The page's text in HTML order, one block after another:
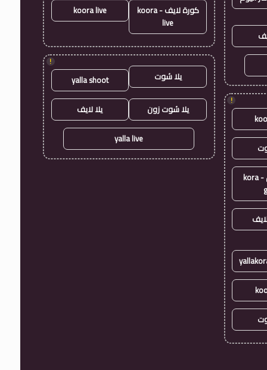
!
كورة جول - kora
كورة لايف - koora
live
koora live
!
يلا شوت yalla shoot
يلا شوت زون يلا لايف
yalla live